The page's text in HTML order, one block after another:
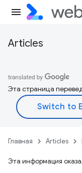
Articles
Эта страница
Главная Articles
Эта информация